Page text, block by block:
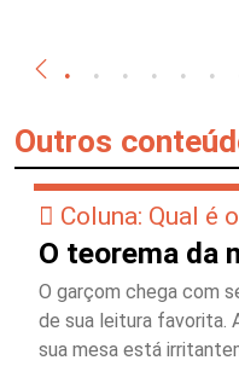
Outros
Coluna: Qual é
O teorema da
O garçom chega com
de sua leitura favorita.
sua mesa está